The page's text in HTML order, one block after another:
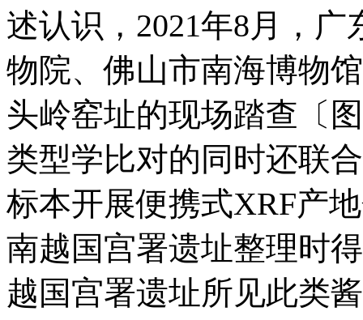
述认识，2021年8月，
物院、佛山市南海博物
头岭窑址的现场踏查〔
类型学比对的同时还联
标本开展便携式XRF产
南越国宫署遗址整理时
越国宫署遗址所见此类